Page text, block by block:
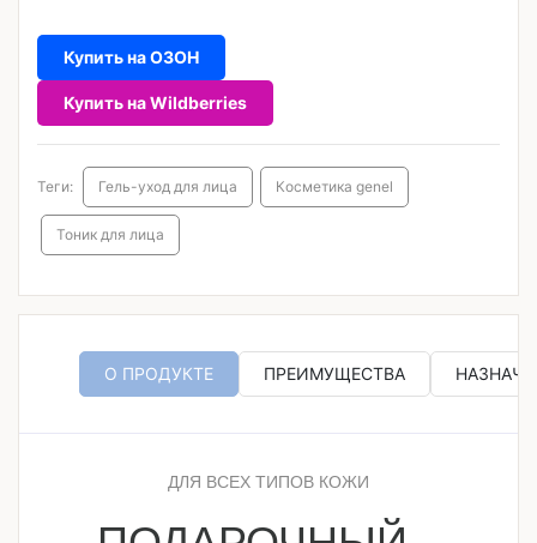
Купить на ОЗОН
Купить на Wildberries
Теги: Гель-уход для лица Косметика genel
Тоник для лица
О ПРОДУКТЕ ПРЕИМУЩЕСТВА
ДЛЯ ВСЕХ ТИПОВ КОЖИ